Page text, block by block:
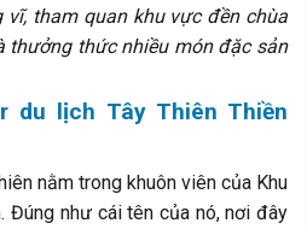
tham quan khu vực đền chùa
thưởng thức nhiều món đặc sản
du lịch Tây Thiên Thiền
nằm trong khuôn viên của Khu
Đúng như cái tên của nó, nơi đây